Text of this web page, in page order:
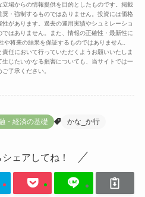
場からの情報提供を目的としたものです。掲載
・強制するものではありません。投資には価格
があります。過去の運用実績やシュミレーショ
はありません。また、情報の正確性・最新性に
将来の結果を保証するものではありません。
任において行っていただくようお願いいたしま
じたいかなる損害についても、当サイトでは一
了承ください。
・経済の基礎 かな_か行
ェアしてね！